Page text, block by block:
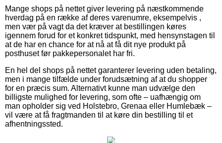
Mange shops på nettet giver levering på næstkommende
hverdag på en række af deres varenumre, eksempelvis ,
men vær på vagt da det kræver at bestillingen køres
igennem forud for et konkret tidspunkt, med hensynstagen til
at de har en chance for at nå at få dit nye produkt på
posthuset før pakkepersonalet har fri.
En hel del shops på nettet garanterer levering uden betaling,
men i mange tilfælde under forudsætning af at du shopper
for en præcis sum. Alternativt kunne man udvælge den
billigste mulighed for levering, som ofte – uafhængig om
man opholder sig ved Holstebro, Grenaa eller Humlebæk –
vil være at få fragtmanden til at køre din bestilling til et
afhentningssted.